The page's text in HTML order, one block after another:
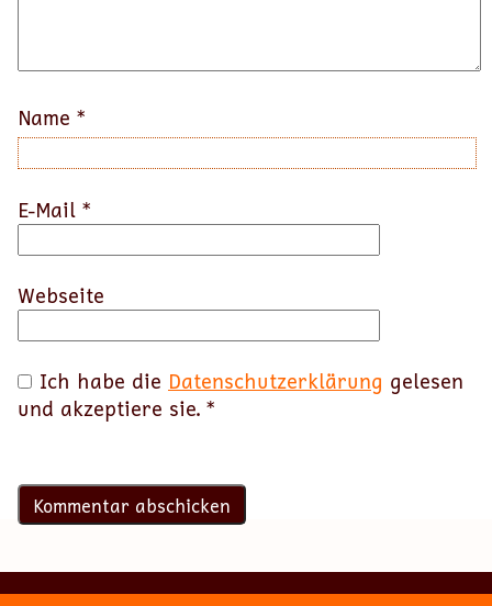
Name *
E-Mail *
Webseite
Ich habe die Datenschutzerklärung gelesen
und akzeptiere sie. *